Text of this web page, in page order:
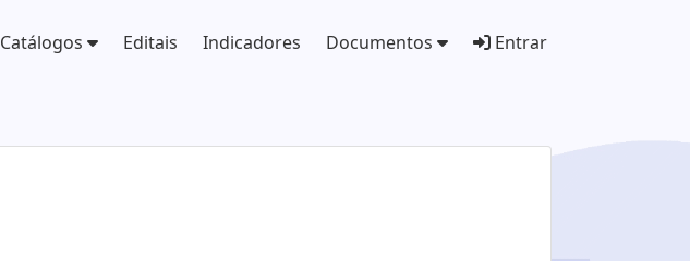
Catálogos Editais Indicadores Documentos Entrar